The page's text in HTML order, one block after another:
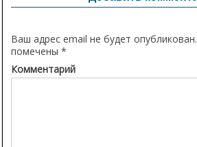
Ваш адрес email не будет опубликован.
помечены *
Комментарий